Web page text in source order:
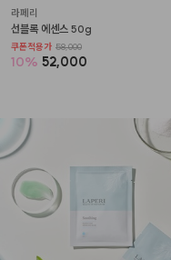
라페리
선블록 에센스 50g
쿠폰적용가 58,000
10% 52,000